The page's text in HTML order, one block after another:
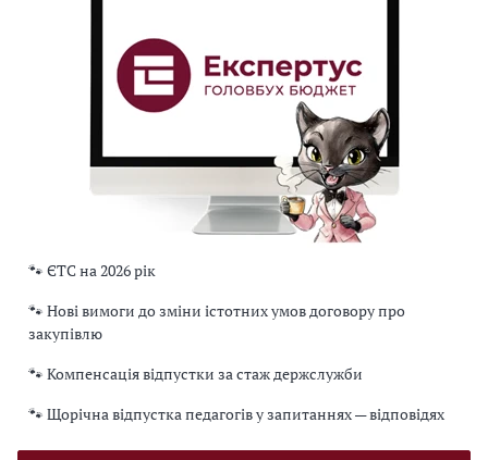
🐾 ЄТС на 2026 рік
🐾 Нові вимоги до зміни істотних умов договору про
закупівлю
🐾 Компенсація відпустки за стаж держслужби
🐾 Щорічна відпустка педагогів у запитаннях — відповідях